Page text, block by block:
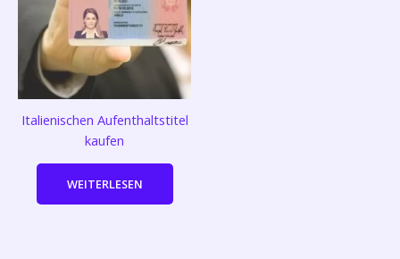
Italienischen Aufenthaltstitel
kaufen
WEITERLESEN